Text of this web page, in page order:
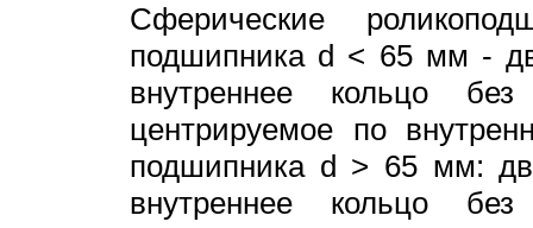
Сферические
подшипника d < 65 мм -
внутреннее кольцо
центрируемое по
подшипника d > 65 мм:
внутреннее кольцо